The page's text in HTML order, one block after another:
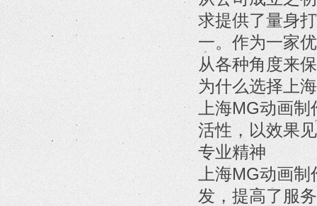
求提供了量身
一。作为一家
从各种角度来
为什么选择上
上海MG动画
活性，以效果
专业精神
上海MG动画
发，提高了服